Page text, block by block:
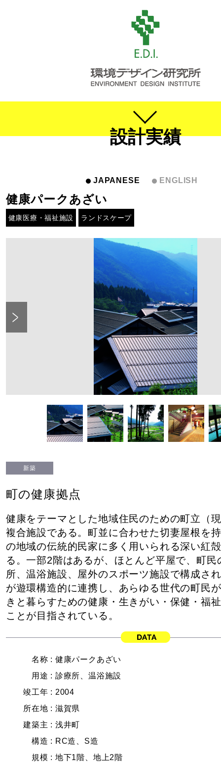
設計実績
JAPANESE ENGLISH
健康パークあざい
健康医療・福祉施設 ランドスケープ
新築
町の健康拠点
健康をテーマとした地域住民のための町立（
複合施設である。町並に合わせた切妻屋根を
の地域の伝統的民家に多く用いられる深い紅
る。一部2階はあるが、ほとんど平屋で、町民
所、温浴施設、屋外のスポーツ施設で構成さ
が遊環構造的に連携し、あらゆる世代の町民
きと暮らすための健康・生きがい・保健・福
ことが目指されている。
名称 : 健康パークあざい
用途 : 診療所、温浴施設
竣工年 : 2004
所在地 : 滋賀県
建築主 : 浅井町
構造 : RC造、S造
規模 : 地下1階、地上2階